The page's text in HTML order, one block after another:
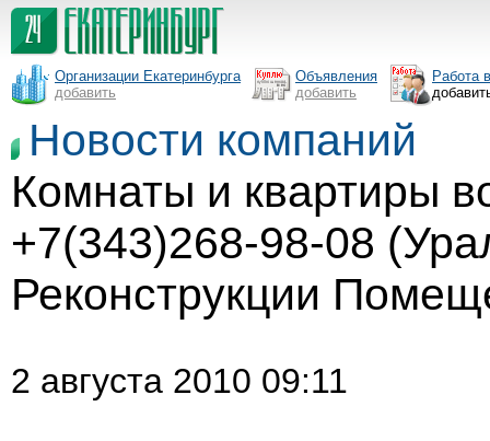
Организации Екатеринбурга
добавить
Объявления
добавить
Работа
Новости компаний
Комнаты и квартиры
+7(343)268-98-08
Реконструкции
2 августа 2010 09:11